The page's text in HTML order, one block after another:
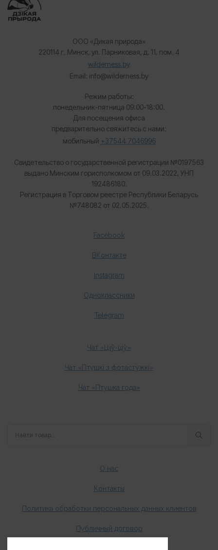
ООО «Дикая природа»
220114 г. Минск, ул. Парниковая, д. 11, пом. 4
wilderness.by
Email: info@wilderness.by
Режим работы:
понедельник-пятница 09:00-18:00.
Для посещения офиса
предварительно свяжитесь с нами:
мобильный +37544 7046996
Свидетельство о государственной регистрации №0197563
выдано Минским горисполкомом от 09.03.2022, УНП
192486180.
Регистрация в Торговом реестре Республики Беларусь
№748082 от 02.05.2025.
Facebook
ВКонтакте
Instagram
Одноклассники
Telegram
Чат «Ціў-ціў»
Чат «Птушкі з фотастужкі»
Чат «Птушка года»
О нас
Контакты
Политика обработки персональных данных клиентов
Публичный договор